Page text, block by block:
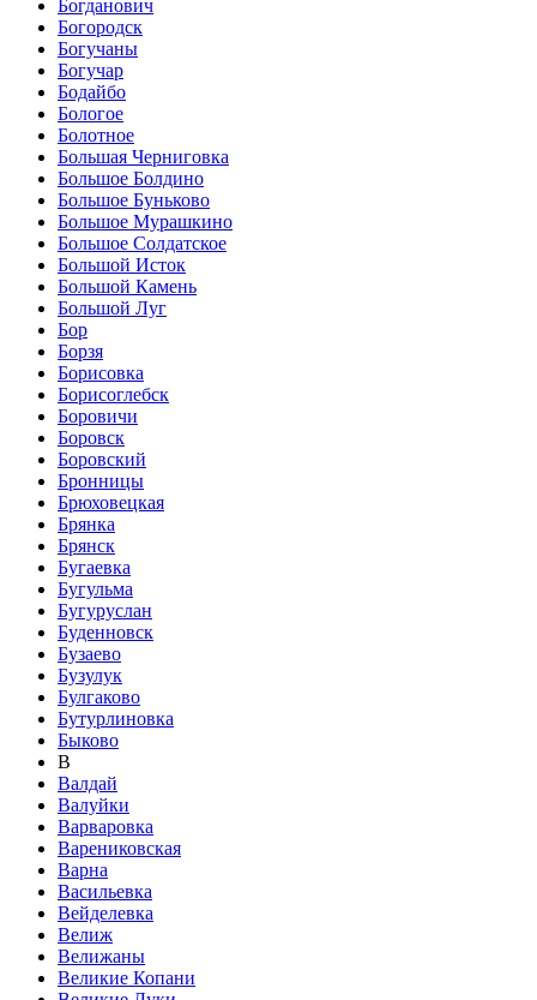
Богданович
Богородск
Богучаны
Богучар
Бодайбо
Бологое
Болотное
Большая Черниговка
Большое Болдино
Большое Буньково
Большое Мурашкино
Большое Солдатское
Большой Исток
Большой Камень
Большой Луг
Бор
Борзя
Борисовка
Борисоглебск
Боровичи
Боровск
Боровский
Бронницы
Брюховецкая
Брянка
Брянск
Бугаевка
Бугульма
Бугуруслан
Буденновск
Бузаево
Бузулук
Булгаково
Бутурлиновка
Быково
В
Валдай
Валуйки
Варваровка
Варениковская
Варна
Васильевка
Вейделевка
Велиж
Велижаны
Великие Копани